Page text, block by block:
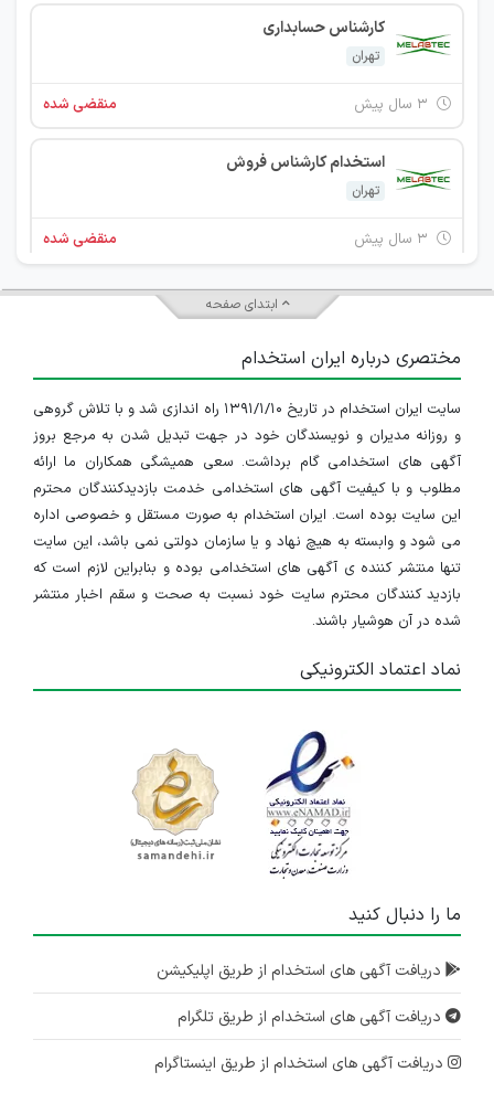
کارشناس حسابداری
تهران
منقضی شده
استخدام کارشناس فروش
تهران
منقضی شده
کارشناس فروش خانم
۳ سال پیش منقضی شده
کارشناس حسابداری
تهران
۳ سال پیش منقضی شده
کارشناس خانم بازاریابی و فروش
تهران
ابتدای صفحه
مختصری درباره ایران استخدام
سایت ایران استخدام در تاریخ ۱۳۹۱/۱/۱۰ راه اندازی شد و با تلاش گروهی
و روزانه مدیران و نویسندگان خود در جهت تبدیل شدن به مرجع بروز
آگهی های استخدامی گام برداشت. سعی همیشگی همکاران ما ارائه
مطلوب و با کیفیت آگهی های استخدامی خدمت بازدیدکنندگان محترم
این سایت بوده است. ایران استخدام به صورت مستقل و خصوصی اداره
می شود و وابسته به هیچ نهاد و یا سازمان دولتی نمی باشد، این سایت
تنها منتشر کننده ی آگهی های استخدامی بوده و بنابراین لازم است که
بازدید کنندگان محترم سایت خود نسبت به صحت و سقم اخبار منتشر
شده در آن هوشیار باشند.
نماد اعتماد الکترونیکی
ما را دنبال کنید
دریافت آگهی های استخدام از طریق اپلیکیشن
دریافت آگهی های استخدام از طریق تلگرام
دریافت آگهی های استخدام از طریق اینستاگرام